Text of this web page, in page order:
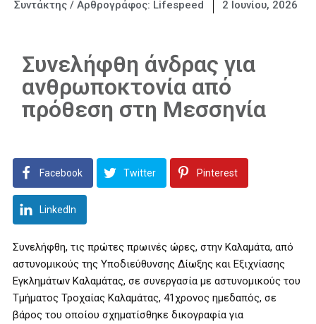
Συντάκτης / Αρθρογράφος: Lifespeed 2 Ιουνίου, 2026
Συνελήφθη άνδρας για
ανθρωποκτονία από
πρόθεση στη Μεσσηνία
Facebook Twitter Pinterest
LinkedIn
Συνελήφθη, τις πρώτες πρωινές ώρες, στην Καλαμάτα, από
αστυνομικούς της Υποδιεύθυνσης Δίωξης και Εξιχνίασης
Εγκλημάτων Καλαμάτας, σε συνεργασία με αστυνομικούς του
Τμήματος Τροχαίας Καλαμάτας, 41χρονος ημεδαπός, σε
βάρος του οποίου σχηματίσθηκε δικογραφία για